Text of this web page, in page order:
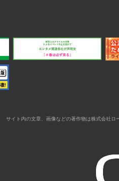
サイト内の文章、画像などの著作物は株式会社ロ